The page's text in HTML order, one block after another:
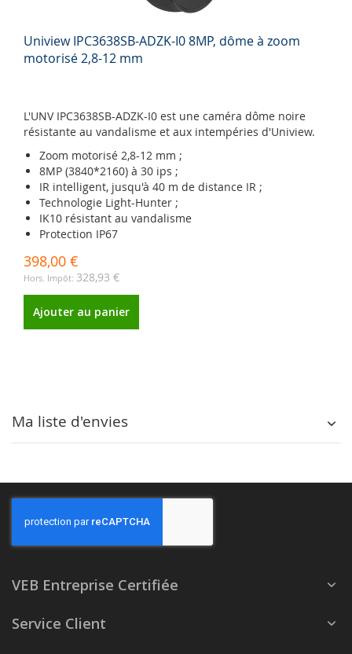
Uniview IPC3638SB-ADZK-I0 8MP, dôme à zoom
motorisé 2,8-12 mm
L'UNV IPC3638SB-ADZK-I0 est une caméra dôme noire
résistante au vandalisme et aux intempéries d'Uniview.
Zoom motorisé 2,8-12 mm ;
8MP (3840*2160) à 30 ips ;
IR intelligent, jusqu'à 40 m de distance IR ;
Technologie Light-Hunter ;
IK10 résistant au vandalisme
Protection IP67
398,00 €
328,93 €
Ajouter au panier
Ma liste d'envies
VEB Entreprise Certifiée
Service Client